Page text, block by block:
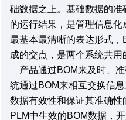
础数据之上。基础数据的
的运行结果，是管理信息
最基本最清晰的表达形式
成的交点，是两个系统共用
产品通过BOM来及时、
统通过BOM来相互交换信
数据有效性和保证其准确
PLM中生效的BOM数据，